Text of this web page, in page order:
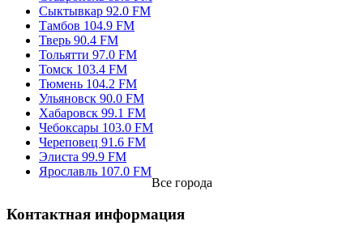
Сыктывкар 92.0 FM
Тамбов 104.9 FM
Тверь 90.4 FM
Тольятти 97.0 FM
Томск 103.4 FM
Тюмень 104.2 FM
Ульяновск 90.0 FM
Хабаровск 99.1 FM
Чебоксары 103.0 FM
Череповец 91.6 FM
Элиста 99.9 FM
Ярославль 107.0 FM
Все города
Контактная информация